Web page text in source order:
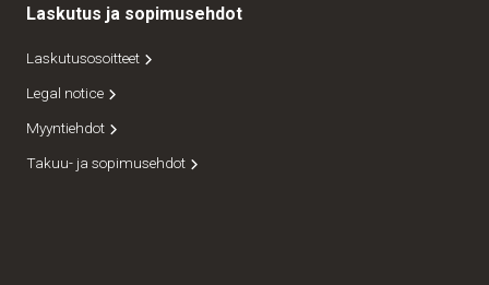
Laskutus ja sopimusehdot
Laskutusosoitteet
Legal notice
Myyntiehdot
Takuu- ja sopimusehdot